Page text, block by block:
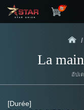
/
La
อัปเ
[Durée]